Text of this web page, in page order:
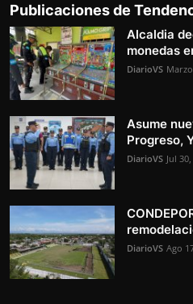
Publicaciones de
Alcaldia
monedas
DiarioVS
Asume
Progreso,
DiarioVS Jul
DiarioVS Ago